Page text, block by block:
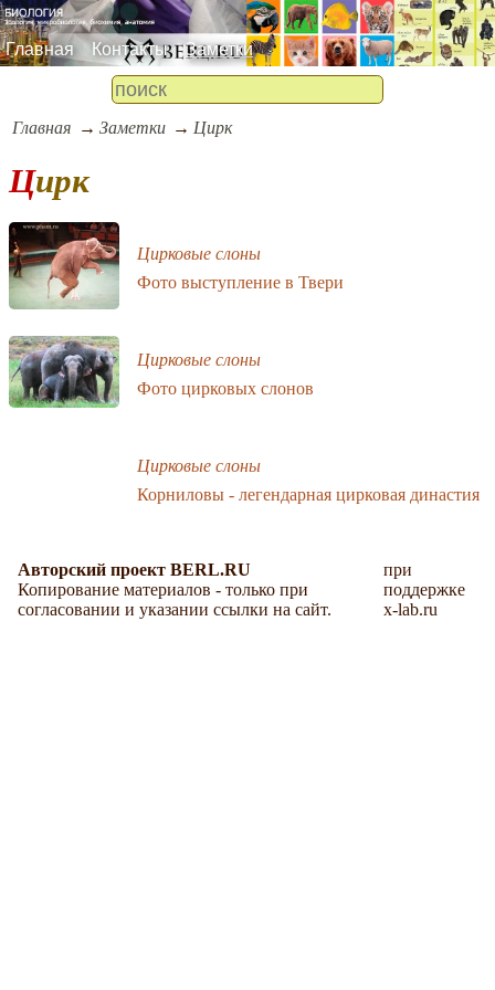
Главная Контакты Заметки
Главная Заметки Цирк
Цирк
Цирковые слоны
Фото выступление в Твери
Цирковые слоны
Фото цирковых слонов
Цирковые слоны
Корниловы - легендарная цирковая династия
Авторский проект BERL.RU
Копирование материалов - только при
согласовании и указании ссылки на сайт.
при
поддержке
x-lab.ru